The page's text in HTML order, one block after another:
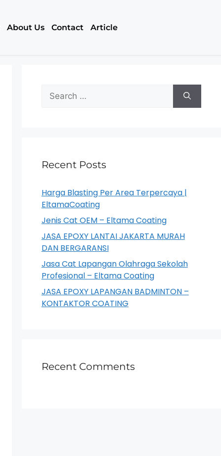
About Us Contact Article
Recent Posts
Harga Blasting Per Area Terpercaya |
EltamaCoating
Jenis Cat OEM – Eltama Coating
JASA EPOXY LANTAI JAKARTA MURAH
DAN BERGARANSI
Jasa Cat Lapangan Olahraga Sekolah
Profesional – Eltama Coating
JASA EPOXY LAPANGAN BADMINTON –
KONTAKTOR COATING
Recent Comments